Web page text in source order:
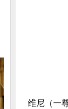
维尼（一